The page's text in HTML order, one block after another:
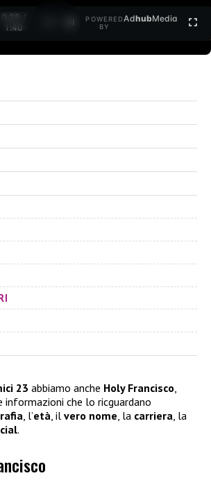
0:30 /
1:40
POWERED
BY
AdhubMedia
23 abbiamo anche Holy Francisco,
informazioni che lo ricguardano
, l’età, il vero nome, la carriera, la
.